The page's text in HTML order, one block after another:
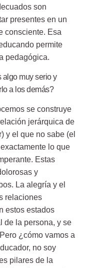
son
presentes en un
consciente. Esa
permite
pedagógica.
algo muy serio y
a los demás?
se construye
jerárquica de
y el que no sabe (el
lo que
Estas
y
La alegría y el
relaciones
estos estados
de la persona, y se
¿cómo vamos a
no soy
pilares de la